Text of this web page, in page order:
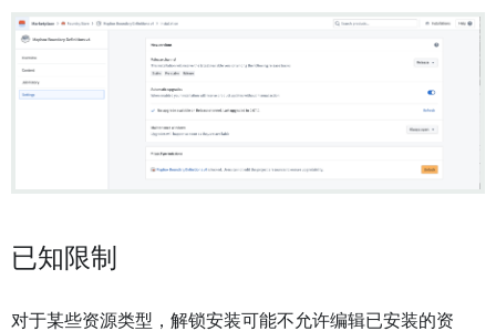
已知限制
对于某些资源类型，解锁安装可能不允许编辑已安装的资